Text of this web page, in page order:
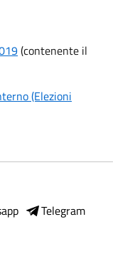
(contenente il
(Elezioni
Telegram